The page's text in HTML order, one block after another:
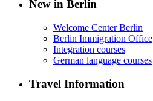
New in Berlin
Welcome Center Berlin
Berlin Immigration Office
Integration courses
German language courses
Travel Information